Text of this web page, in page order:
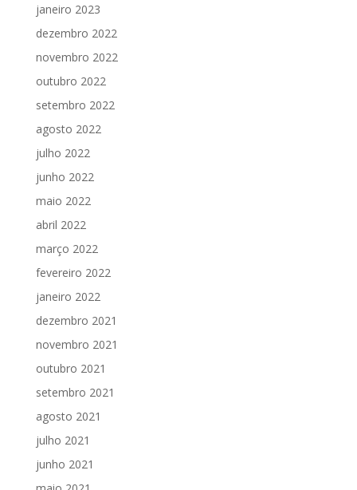
janeiro 2023
dezembro 2022
novembro 2022
outubro 2022
setembro 2022
agosto 2022
julho 2022
junho 2022
maio 2022
abril 2022
março 2022
fevereiro 2022
janeiro 2022
dezembro 2021
novembro 2021
outubro 2021
setembro 2021
agosto 2021
julho 2021
junho 2021